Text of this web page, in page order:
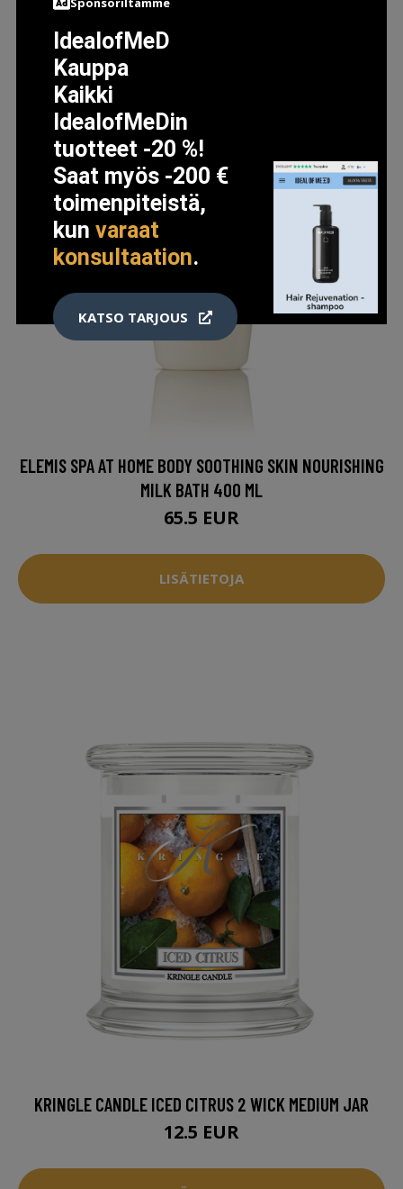
ELEMIS SPA AT HOME BODY SOOTHING SKIN NOURISHING
MILK BATH 400 ML
65.5 EUR
LISÄTIETOJA
KRINGLE CANDLE ICED CITRUS 2 WICK MEDIUM JAR
12.5 EUR
IdealofMeD
Kauppa
Kaikki
IdealofMeDin
tuotteet -20 %!
Saat myös -200 €
toimenpiteistä,
kunvaraat
konsultaation.
KATSO TARJOUS